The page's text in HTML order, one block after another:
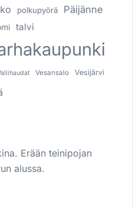
polkupyörä Päijänne
talvi
Vesansalo Vesijärvi
Erään teinipojan
alussa.